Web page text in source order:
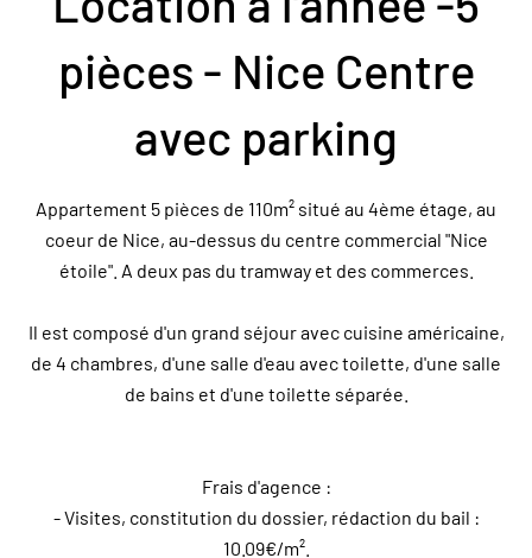
pièces - Nice Centre
avec parking
Appartement 5 pièces de 110m² situé au 4ème étage, au
coeur de Nice, au-dessus du centre commercial "Nice
étoile". A deux pas du tramway et des commerces.
Il est composé d'un grand séjour avec cuisine américaine,
de 4 chambres, d'une salle d'eau avec toilette, d'une salle
de bains et d'une toilette séparée.
Frais d'agence :
- Visites, constitution du dossier, rédaction du bail :
10.09€/m².